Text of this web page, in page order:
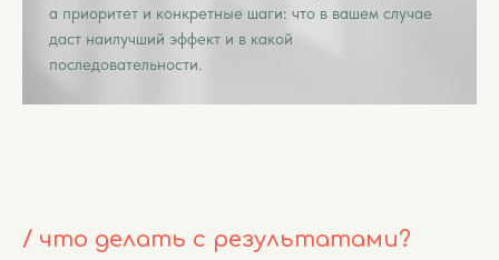
а приоритет и конкретные шаги: что в вашем случае
даст наилучший эффект и в какой
последовательности.
/ что делать с результатами?